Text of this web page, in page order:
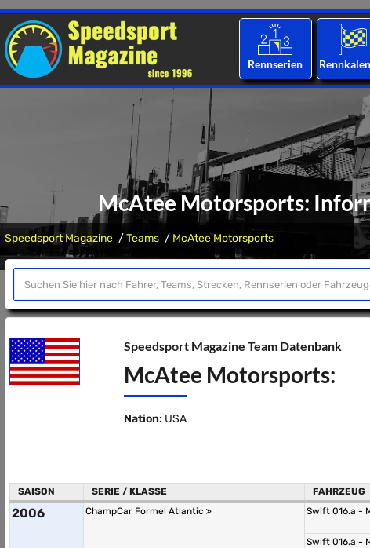
Rennserien
McAtee Motorsports:
Speedsport Magazine Teams McAtee Motorsports
Speedsport Magazine Team Datenbank
McAtee Motorsports:
Nation: USA
SAISON SERIE / KLASSE FAHRZEUG
2006 ChampCar Formel Atlantic Swift 016.a -
Swift 016.a -